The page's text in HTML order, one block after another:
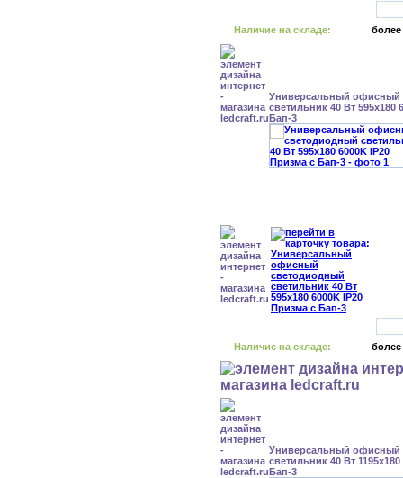
Наличие на складе: более
Универсальный офисный
светильник 40 Вт 595x180
Бап-3
Наличие на складе: более
Универсальный офисный
светильник 40 Вт
Бап-3